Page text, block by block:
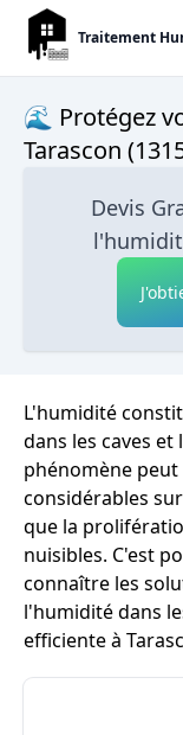
Traitement
🌊 Protégez
Tarascon
Devis
L'humidité
dans les caves et
phénomène
considérables
que la
nuisibles. C'est
connaître les
l'humidité dans
efficiente à